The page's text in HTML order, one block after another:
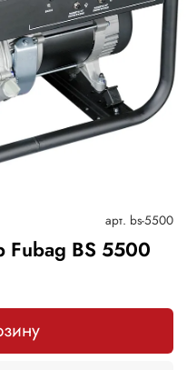
арт. bs-5500
Fubag BS 5500